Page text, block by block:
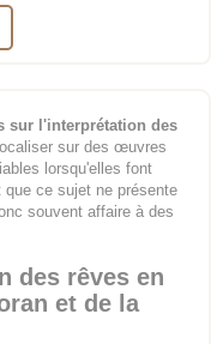
sur l'interprétation des
sur des œuvres
lorsqu'elles font
que ce sujet ne présente
souvent affaire à des
des rêves en
et de la